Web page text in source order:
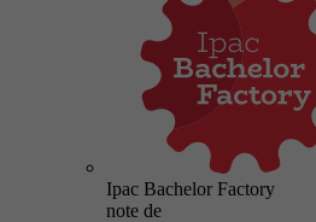
Ipac Bachelor Factory
note de